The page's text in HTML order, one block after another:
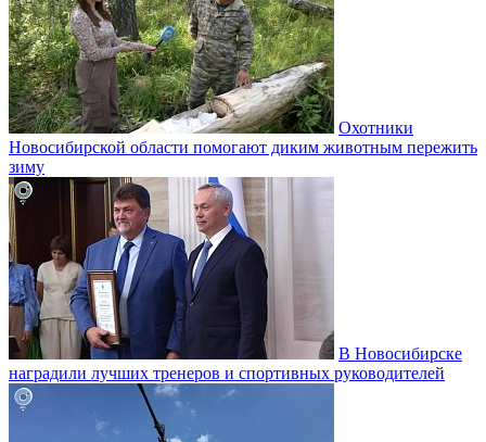
Охотники
Новосибирской области помогают диким животным пережить
зиму
В Новосибирске
наградили лучших тренеров и спортивных руководителей